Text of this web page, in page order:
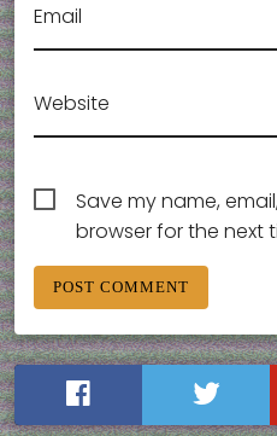
Email
Website
Save my name,
browser for the next